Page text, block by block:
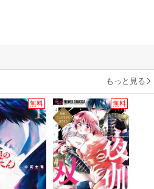
もっと見る
無料 無料